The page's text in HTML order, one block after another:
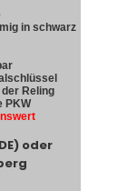
in schwarz
Reling
PKW
oder